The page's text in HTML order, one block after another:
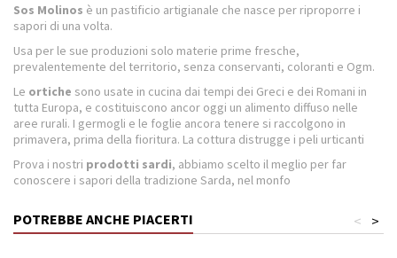
Sos Molinos è un pastificio artigianale che nasce per riproporre i
sapori di una volta.
Usa per le sue produzioni solo materie prime fresche,
prevalentemente del territorio, senza conservanti, coloranti e Ogm.
Le ortiche sono usate in cucina dai tempi dei Greci e dei Romani in
tutta Europa, e costituiscono ancor oggi un alimento diffuso nelle
aree rurali. I germogli e le foglie ancora tenere si raccolgono in
primavera, prima della fioritura. La cottura distrugge i peli urticanti
Prova i nostri prodotti sardi, abbiamo scelto il meglio per far
conoscere i sapori della tradizione Sarda, nel monfo
POTREBBE ANCHE PIACERTI >
<